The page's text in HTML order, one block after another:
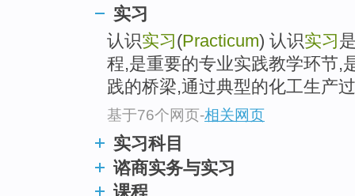
实习
认识实习 (Practicum) 认识实习
程,是重要的专业实践教学环节,
践的桥梁,通过典型的化工生产
基于76个网页-相关网页
实习科目
谘商实务与实习
课程